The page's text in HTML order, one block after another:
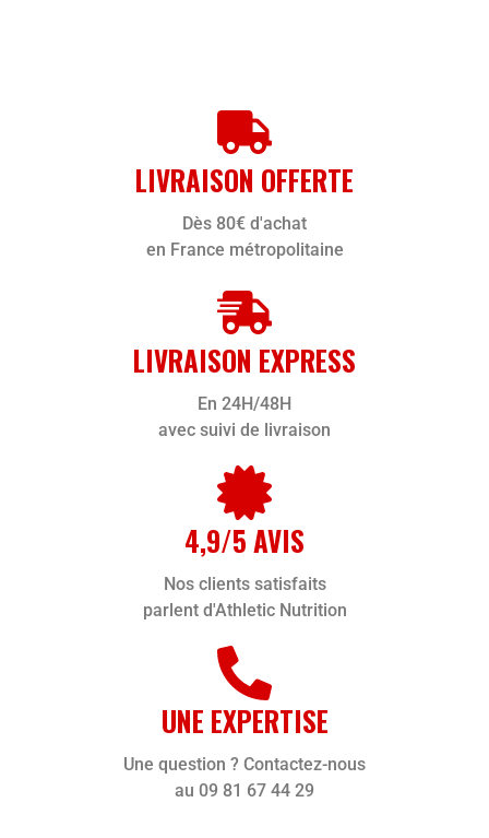
LIVRAISON OFFERTE
Dès 80€ d'achat
en France métropolitaine
LIVRAISON EXPRESS
En 24H/48H
avec suivi de livraison
4,9/5 AVIS
Nos clients satisfaits
parlent d'Athletic Nutrition
UNE EXPERTISE
Une question ? Contactez-nous
au 09 81 67 44 29